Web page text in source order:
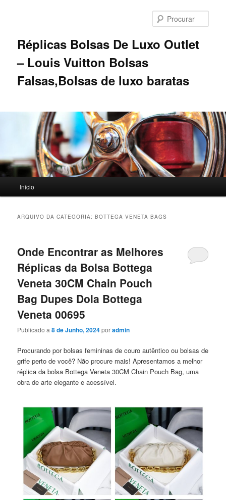
primário
secundárioRéplicas Bolsas De Luxo Outlet
– Louis Vuitton Bolsas
Falsas,Bolsas de luxo baratas
principal
Início
ARQUIVO DA CATEGORIA:BOTTEGA VENETA BAGS
Onde Encontrar as Melhores
Réplicas da Bolsa Bottega
Veneta 30CM Chain Pouch
Bag Dupes Dola Bottega
Veneta 00695
Publicado a8 de Junho, 2024poradmin
Procurando por bolsas femininas de couro autêntico ou bolsas de
grife perto de você? Não procure mais! Apresentamos a melhor
réplica da bolsa Bottega Veneta 30CM Chain Pouch Bag, uma
obra de arte elegante e acessível.